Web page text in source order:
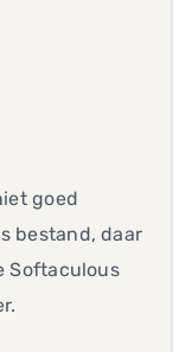
goed
bestand, daar
Softaculous